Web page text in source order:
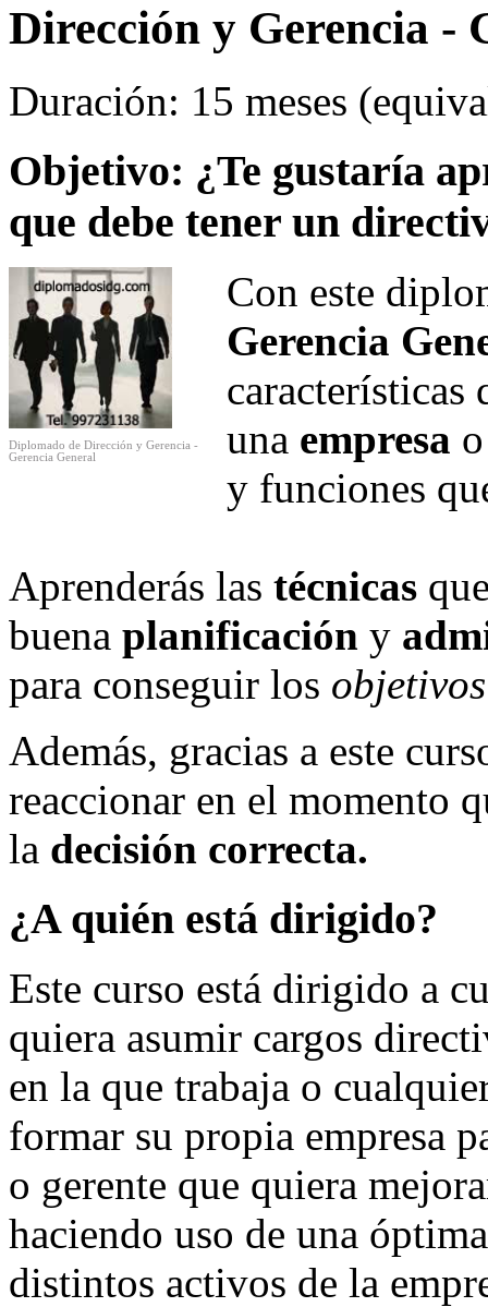
Dirección y Gerencia -
Duración: 15 meses
Objetivo: ¿Te gustaría
que debe tener un
Diplomado de Dirección y Gerencia -
Gerencia General
Con este
Gerencia
una empresa o
y funciones
Aprenderás las técnicas
buena planificación y
para conseguir los
Además, gracias a este
reaccionar en el momento
la decisión correcta.
¿A quién está dirigido?
Este curso está dirigido a
quiera asumir cargos
en la que trabaja o
formar su propia empresa
o gerente que quiera
haciendo uso de una
distintos activos de la